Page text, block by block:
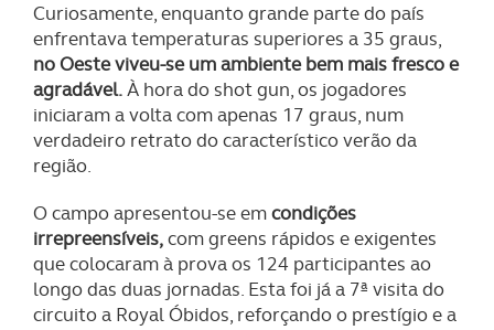
Curiosamente, enquanto grande parte do país
enfrentava temperaturas superiores a 35 graus,
no Oeste viveu-se um ambiente bem mais fresco e
agradável.À hora do shot gun, os jogadores
iniciaram a volta com apenas 17 graus, num
verdadeiro retrato do característico verão da
região.
O campo apresentou-se emcondições
irrepreensíveis,com greens rápidos e exigentes
que colocaram à prova os 124 participantes ao
longo das duas jornadas. Esta foi já a 7ª visita do
circuito a Royal Óbidos, reforçando o prestígio e a